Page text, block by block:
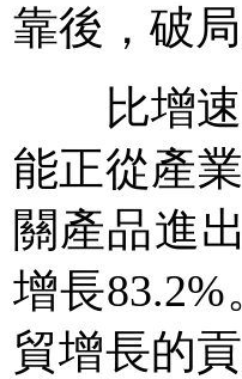
靠後，破
比增速
能正從產
關產品進
增長
貿增長的